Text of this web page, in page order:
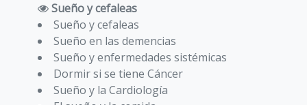
Sueño y cefaleas
Sueño y cefaleas
Sueño en las demencias
Sueño y enfermedades sistémicas
Dormir si se tiene Cáncer
Sueño y la Cardiología